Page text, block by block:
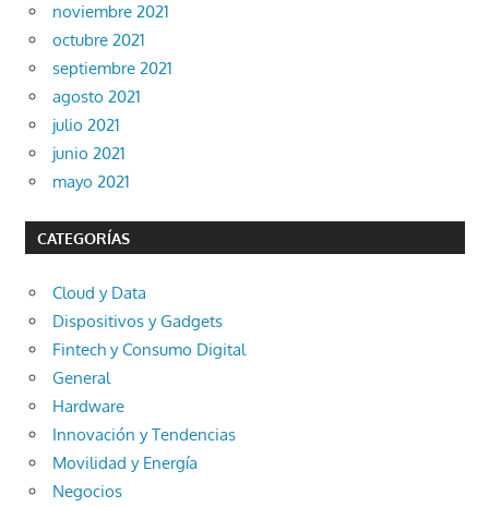
noviembre 2021
octubre 2021
septiembre 2021
agosto 2021
julio 2021
junio 2021
mayo 2021
CATEGORÍAS
Cloud y Data
Dispositivos y Gadgets
Fintech y Consumo Digital
General
Hardware
Innovación y Tendencias
Movilidad y Energía
Negocios